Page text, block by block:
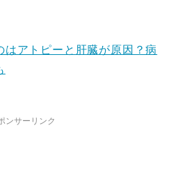
アトピーと肝臓が原因？病
ンサーリンク